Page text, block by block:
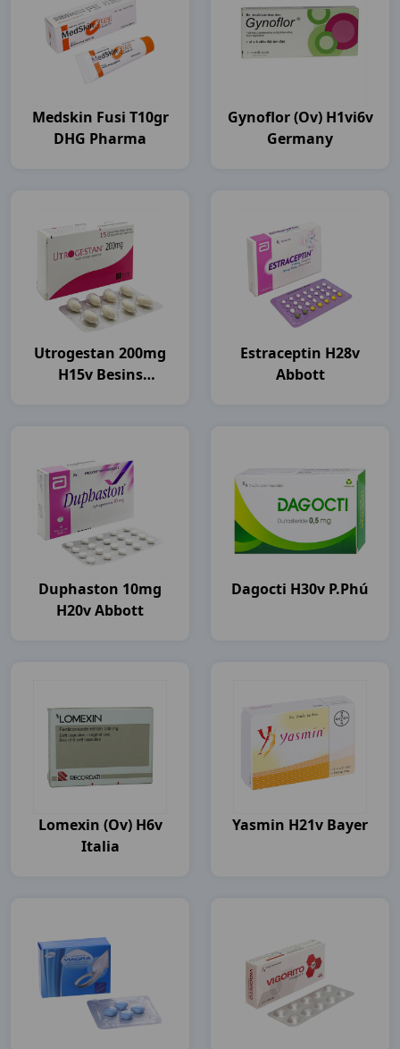
Medskin Fusi T10gr
DHG Pharma
Gynoflor (ov) H1vi6v
Germany
Utrogestan 200mg
H15v Besins
Estraceptin H28v
Abbott
Duphaston 10mg
H20v Abbott
Dagocti H30v P.Phú
Lomexin (ov) H6v
Italia
Yasmin H21v Bayer